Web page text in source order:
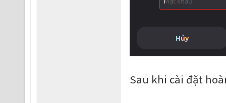
Sau khi cài đặt